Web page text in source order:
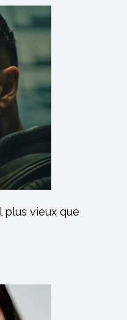
plus vieux que